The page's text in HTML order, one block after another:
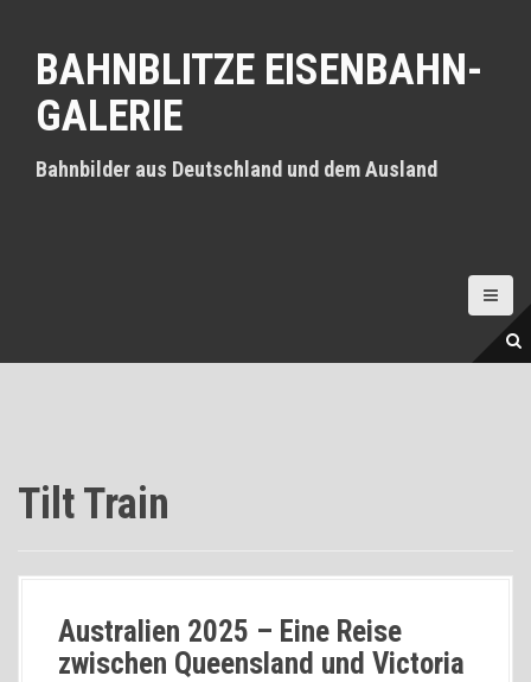
t
BAHNBLITZE EISENBAHN-
GALERIE
Bahnbilder aus Deutschland und dem Ausland
Tilt Train
Australien 2025 – Eine Reise
zwischen Queensland und Victoria